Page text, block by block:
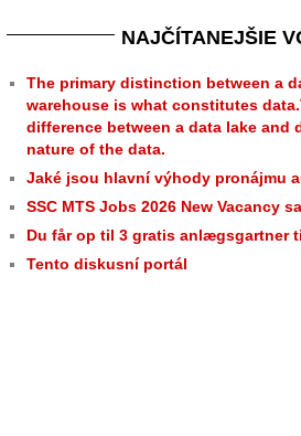
NAJČÍTANEJŠIE
The primary distinction between a
warehouse is what constitutes
difference between a data lake and
nature of the data.
Jaké jsou hlavní výhody pronájmu
SSC MTS Jobs 2026 New Vacancy
Du får op til 3 gratis anlægsgartner
Tento diskusní portál